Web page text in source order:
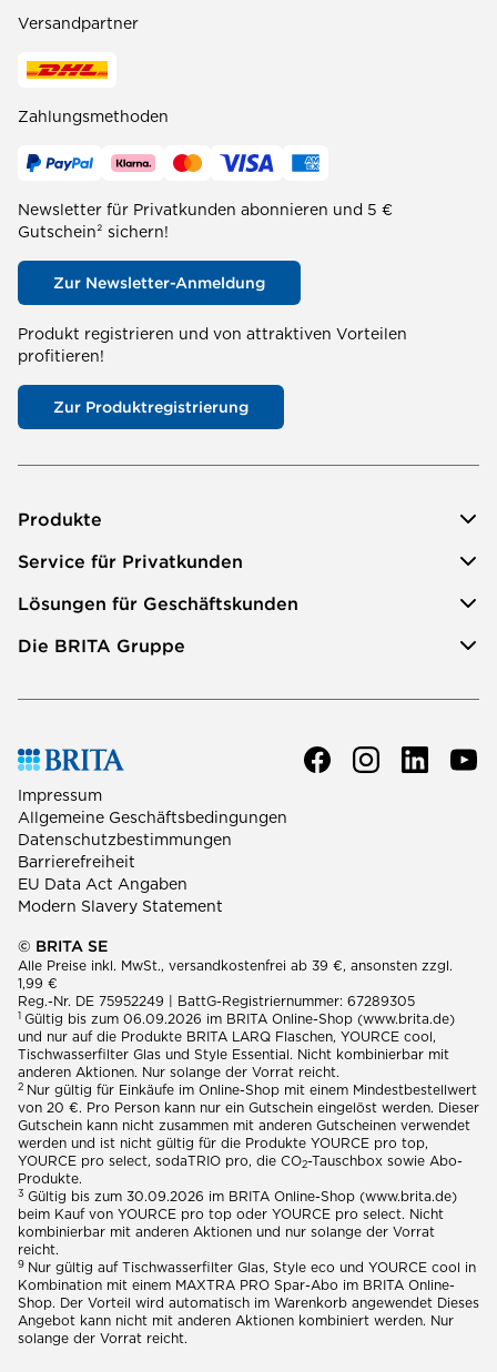
Versandpartner
Zahlungsmethoden
Newsletter für Privatkunden abonnieren und 5 €
Gutschein² sichern!
Zur Newsletter-Anmeldung
Produkt registrieren und von attraktiven Vorteilen
profitieren!
Zur Produktregistrierung
Produkte
Service für Privatkunden
Lösungen für Geschäftskunden
Die BRITA Gruppe
Impressum
Allgemeine Geschäftsbedingungen
Datenschutzbestimmungen
Barrierefreiheit
EU Data Act Angaben
Modern Slavery Statement
© BRITA SE
Alle Preise inkl. MwSt., versandkostenfrei ab 39 €, ansonsten zzgl.
1,99 €
Reg.-Nr. DE 75952249 | BattG-Registriernummer: 67289305
1 Gültig bis zum 06.09.2026 im BRITA Online-Shop (www.brita.de)
und nur auf die Produkte BRITA LARQ Flaschen, YOURCE cool,
Tischwasserfilter Glas und Style Essential. Nicht kombinierbar mit
anderen Aktionen. Nur solange der Vorrat reicht.
2 Nur gültig für Einkäufe im Online-Shop mit einem Mindestbestellwert
von 20 €. Pro Person kann nur ein Gutschein eingelöst werden. Dieser
Gutschein kann nicht zusammen mit anderen Gutscheinen verwendet
werden und ist nicht gültig für die Produkte YOURCE pro top,
YOURCE pro select, sodaTRIO pro, die CO2-Tauschbox sowie Abo-
Produkte.
3 Gültig bis zum 30.09.2026 im BRITA Online-Shop (www.brita.de)
beim Kauf von YOURCE pro top oder YOURCE pro select. Nicht
kombinierbar mit anderen Aktionen und nur solange der Vorrat
reicht.
9 Nur gültig auf Tischwasserfilter Glas, Style eco und YOURCE cool in
Kombination mit einem MAXTRA PRO Spar-Abo im BRITA Online-
Shop. Der Vorteil wird automatisch im Warenkorb angewendet Dieses
Angebot kann nicht mit anderen Aktionen kombiniert werden. Nur
solange der Vorrat reicht.